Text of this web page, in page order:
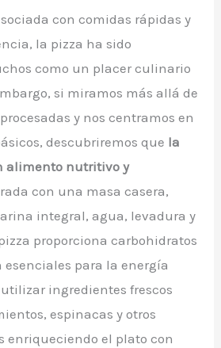
con comidas rápidas y
la pizza ha sido
como un placer culinario
si miramos más allá de
y nos centramos en
descubriremos que la
alimento nutritivo y
con una masa casera,
integral, agua, levadura y
proporciona carbohidratos
esenciales para la energía
ingredientes frescos
espinacas y otros
enriqueciendo el plato con